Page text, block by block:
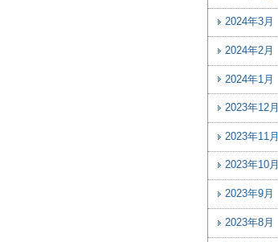
2024年3月
2024年2月
2024年1月
2023年12月
2023年11月
2023年10月
2023年9月
2023年8月